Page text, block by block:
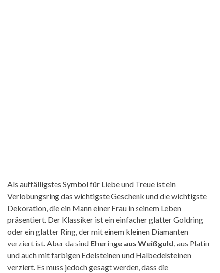
Als auffälligstes Symbol für Liebe und Treue ist ein
Verlobungsring das wichtigste Geschenk und die wichtigste
Dekoration, die ein Mann einer Frau in seinem Leben
präsentiert. Der Klassiker ist ein einfacher glatter Goldring
oder ein glatter Ring, der mit einem kleinen Diamanten
verziert ist. Aber da sind Eheringe aus Weißgold , aus Platin
und auch mit farbigen Edelsteinen und Halbedelsteinen
verziert. Es muss jedoch gesagt werden, dass die